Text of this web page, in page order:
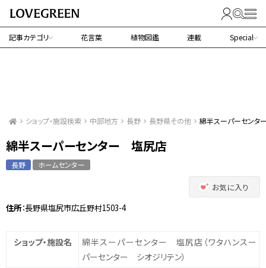
記事カテゴリ 花言葉 植物図鑑 連載 Special
ショップ・施設検索 中部地方 長野 長野県その他 綿半スーパーセン
綿半スーパーセンター 塩尻店
長野 ホームセンター
お気に入り
住所：長野県塩尻市広丘野村1503-4
ショップ・施設名 綿半スーパーセンター 塩尻店 （ワタハンスー
パーセンター シオジリテン）